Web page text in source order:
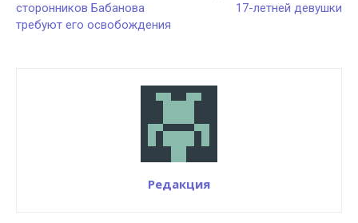
сторонников Бабанова
требуют его освобождения
17-летней девушки
Редакция